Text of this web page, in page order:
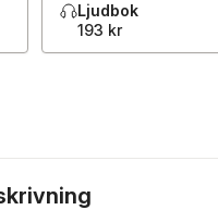
Ljudbok
193 kr